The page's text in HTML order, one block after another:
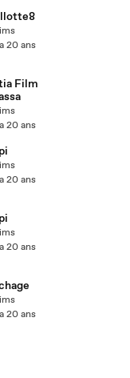
20 ans
Film
20 ans
20 ans
20 ans
20 ans